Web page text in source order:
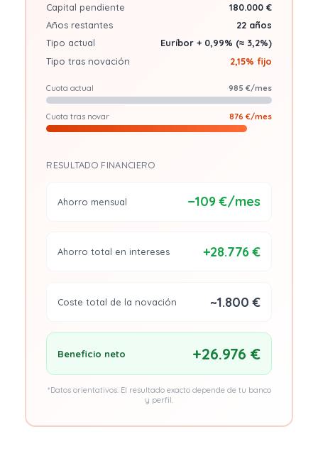
Capital pendiente
180.000 €
Años restantes
22 años
Tipo actual
Euríbor + 0,99% (≈ 3,2%)
Tipo tras novación
2,15% fijo
Cuota actual 985 €/mes
Cuota tras novar 876 €/mes
RESULTADO FINANCIERO
Ahorro mensual −109 €/mes
Ahorro total en intereses +28.776 €
Coste total de la novación ~1.800 €
Beneficio neto +26.976 €
*Datos orientativos. El resultado exacto depende de tu banco
y perfil.